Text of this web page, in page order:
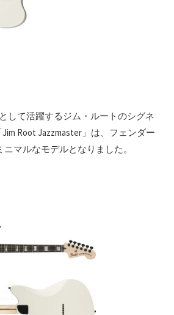
して活躍するジム・ルートのシグネ
Root Jazzmaster」は、フェンダー
マルなモデルとなりました。